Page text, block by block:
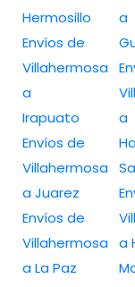
Hermosillo
Envíos de
Villahermosa
a
Irapuato
Envíos de
Villahermosa
a Juarez
Envíos de
Villahermosa
a La Paz
a
a
a